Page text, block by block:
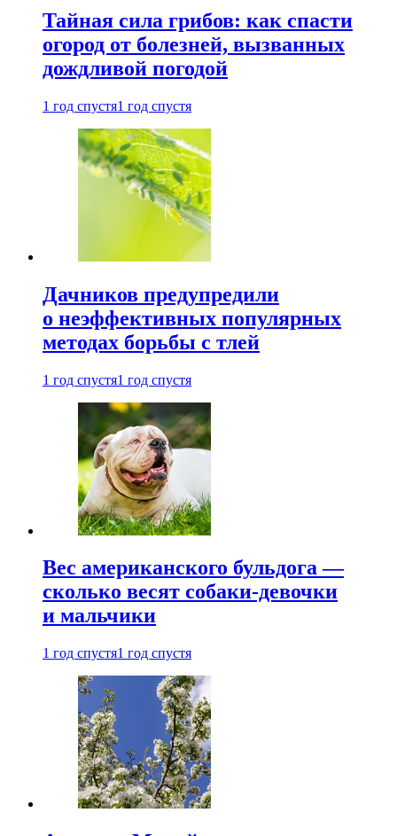
Тайная сила грибов: как спасти
огород от болезней, вызванных
дождливой погодой
1 год спустя1 год спустя
Дачников предупредили
о неэффективных популярных
методах борьбы с тлей
1 год спустя1 год спустя
Вес американского бульдога —
сколько весят собаки-девочки
и мальчики
1 год спустя1 год спустя